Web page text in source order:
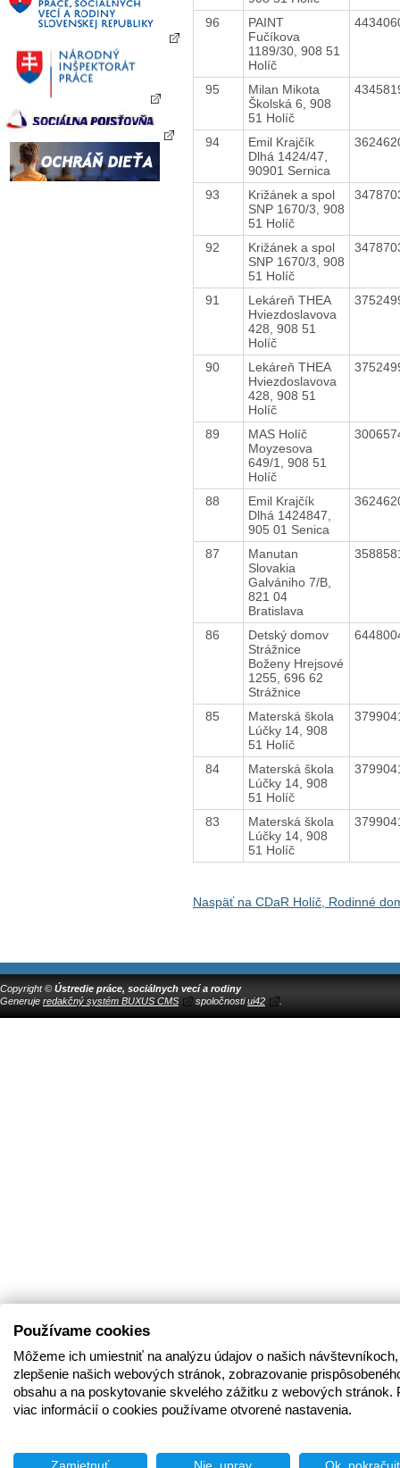
96
PAINT
Fučíkova
1189/30, 908 51
Holíč
95
Milan Mikota
Školská 6, 908
51 Holíč
94
Emil Krajčík
Dlhá 1424/47,
90901 Sernica
93
Križánek a spol
SNP 1670/3, 908
51 Holíč
92
Križánek a spol
SNP 1670/3, 908
51 Holíč
91
Lekáreň THEA
Hviezdoslavova
428, 908 51
Holíč
90
Lekáreň THEA
Hviezdoslavova
428, 908 51
Holíč
89
MAS Holíč
Moyzesova
649/1, 908 51
Holíč
88
Emil Krajčík
Dlhá 1424847,
905 01 Senica
87
Manutan
Slovakia
Galvániho 7/B,
821 04
Bratislava
86
Detský domov
Strážnice
Boženy Hrejsové
1255, 696 62
Strážnice
85
Materská škola
Lúčky 14, 908
51 Holíč
84
Materská škola
Lúčky 14, 908
51 Holíč
83
Materská škola
Lúčky 14, 908
51 Holíč
Naspäť na CDaR Holíč, Rodinné
Copyright © Ústredie práce, sociálnych vecí a rodiny
Generuje redakčný systém BUXUS CMS spoločnostiui42
Používame cookies
Môžeme ich umiestniť na analýzu údajov o našich
zlepšenie našich webových stránok, zobrazovanie
obsahu a na poskytovanie skvelého zážitku z webových stránok.
viac informácií o cookies používame otvorené nastavenia.